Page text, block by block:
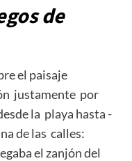
de
el paisaje
justamente por
la playa hasta -
de las calles:
el zanjón del